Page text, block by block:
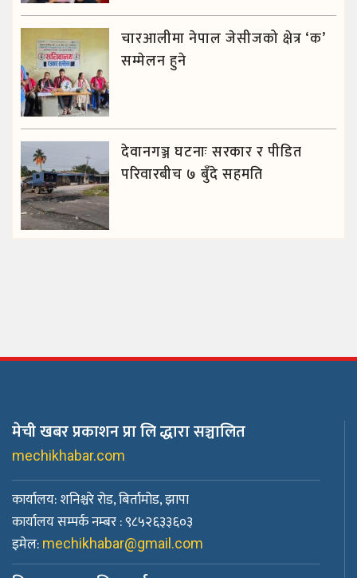
चारआलीमा नेपाल जेसीजको क्षेत्र ‘क’
सम्मेलन हुने
देवानगञ्ज घटनाः सरकार र पीडित
परिवारबीच ७ बुँदे सहमति
मेची खबर प्रकाशन प्रा लि द्धारा सञ्चालित
mechikhabar.com
कार्यालय: शनिश्चरे रोड, बिर्तामोड, झापा
कार्यालय सम्पर्क नम्बर : ९८५२६३३६०३
इमेल: mechikhabar@gmail.com